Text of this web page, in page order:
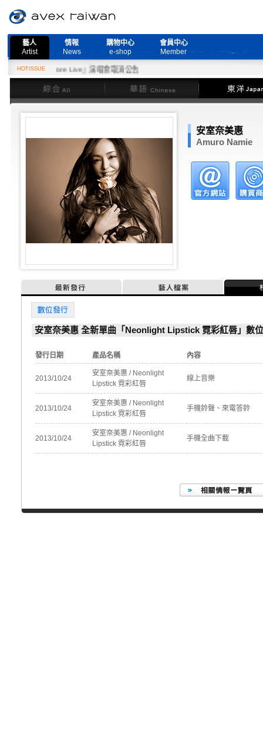
藝人
Artist
情報
News
購物中心
e-shop
會員中心
Member
HOTISSUE
More Live』演唱會取消公告
綜合
華語 東洋
安室奈美惠
Amuro Namie
最新發行 藝人檔案
數位發行
安室奈美惠 全新單曲「Neonlight Lipstick 霓彩紅唇」數
發行日期 產品名稱 內容
2013/10/24
安室奈美惠 / Neonlight
Lipstick 霓彩紅唇
線上音樂
2013/10/24
安室奈美惠 / Neonlight
Lipstick 霓彩紅唇
手機鈴聲、來電答鈴
2013/10/24
安室奈美惠 / Neonlight
Lipstick 霓彩紅唇
手機全曲下載